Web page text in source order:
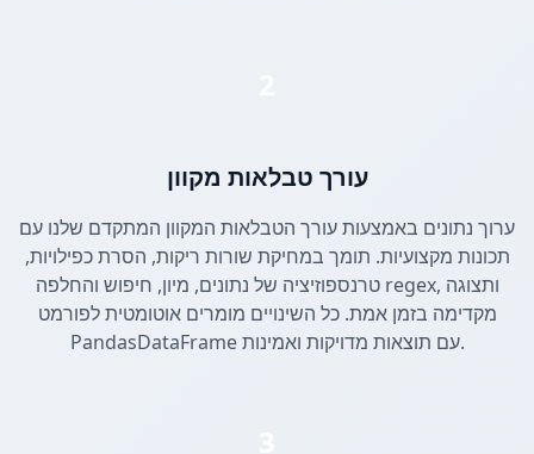
עורך טבלאות מקוון
ערוך נתונים באמצעות עורך הטבלאות המקוון המתקדם שלנו עם
תכונות מקצועיות. תומך במחיקת שורות ריקות, הסרת כפילויות,
טרנספוזיציה של נתונים, מיון, חיפוש והחלפה regex, ותצוגה
מקדימה בזמן אמת. כל השינויים מומרים אוטומטית לפורמט
PandasDataFrame עם תוצאות מדויקות ואמינות.